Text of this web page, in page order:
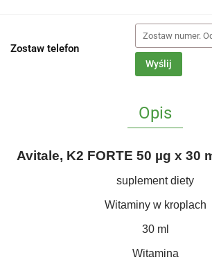
Zostaw telefon
Wyślij
Opis
Avitale, K2 FORTE 50 µg x 30
suplement diety
Witaminy w kroplach
30 ml
Witamina